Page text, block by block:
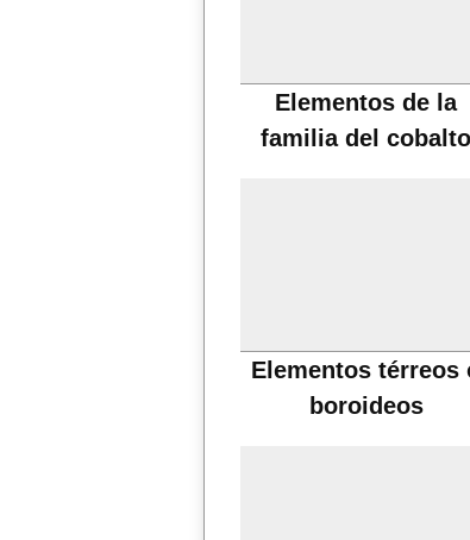
Elementos de la
familia del cobalto
Elementos térreos
boroideos